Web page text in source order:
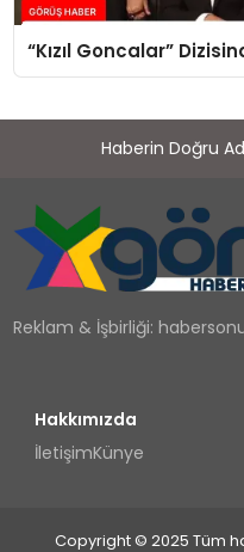
“Kızıl Goncalar”
Haberin Doğru
Reklam & İşbirliği:
Hakkımızda
İletişimKünye
Copyright © 2025 Tüm